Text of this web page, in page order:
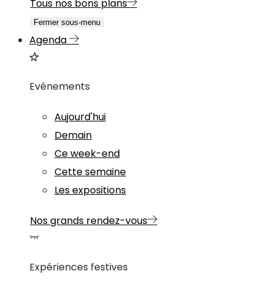
Tous nos bons plans
Fermer sous-menu
Agenda
Evénements
Aujourd'hui
Demain
Ce week-end
Cette semaine
Les expositions
Nos grands rendez-vous
Expériences festives